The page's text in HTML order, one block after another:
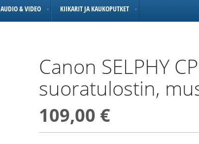
AUDIO & VIDEO KIIKARIT JA KAUKOPUTKET
Canon SELPHY
suoratulostin,
109,00 €